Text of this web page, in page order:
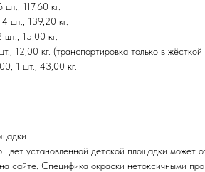
117,60 кг.
шт., 139,20 кг.
15,00 кг.
12,00 кг. (транспортировка только в жёсткой
1 шт., 43,00 кг.
установленной детской площадки может
сайте. Специфика окраски нетоксичными